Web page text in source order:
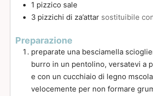
1 pizzico sale
3 pizzichi di za’attar sostituibile
Preparazione
preparate una besciamella
burro in un pentolino, versatevi a
e con un cucchiaio di legno
velocemente per non formare